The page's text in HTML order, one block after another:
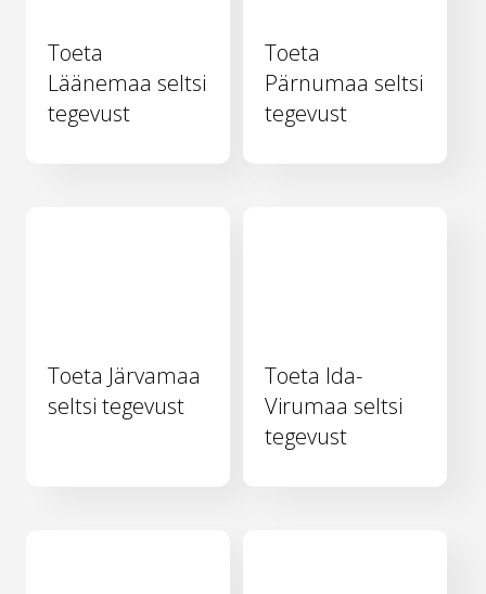
Toeta
Läänemaa seltsi
tegevust
Toeta
Pärnumaa seltsi
tegevust
Toeta Järvamaa
seltsi tegevust
Toeta Ida-
Virumaa seltsi
tegevust